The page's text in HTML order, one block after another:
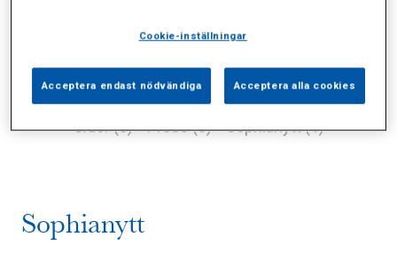
Alla (2) Vårdgivare (0) Specialister (0)
Sidor (0) Press (0) Sophianytt (1)
Sophianytt
Cookie-inställningar
Acceptera endast nödvändiga Acceptera alla cookies